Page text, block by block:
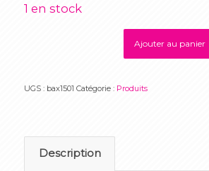
1 en stock
Ajouter au panier
UGS : bax1501 Catégorie : Produits
Description